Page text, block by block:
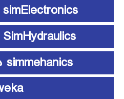
simElectronics در Simulink
SimHydraulics در simulink
simmehanics در simulink